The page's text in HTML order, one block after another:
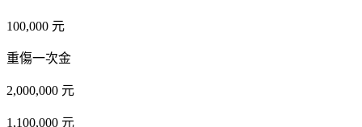
100,000 元
重傷一次金
2,000,000 元
1,100,000 元